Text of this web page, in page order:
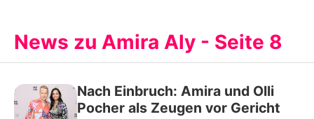
Stars
Filme & Serien
Lifestyle
News zu Amira Aly - Seite 8
Nach Einbruch: Amira und Olli
Pocher als Zeugen vor Gericht